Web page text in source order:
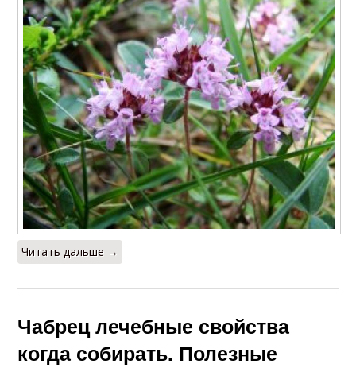
Читать дальше →
Чабрец лечебные свойства
когда собирать. Полезные